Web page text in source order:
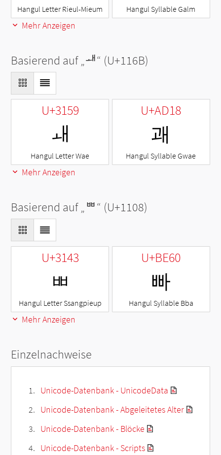
Hangul Letter Rieul-Mieum Hangul Syllable Galm
Mehr Anzeigen
Basierend auf „ᅫ“ (U+116B)
U+3159
ㅙ
Hangul Letter Wae
U+AD18
괘
Hangul Syllable Gwae
Mehr Anzeigen
Basierend auf „ᄈ“ (U+1108)
U+3143
ㅃ
Hangul Letter Ssangpieup
U+BE60
빠
Hangul Syllable Bba
Mehr Anzeigen
Einzelnachweise
Unicode-Datenbank - UnicodeData
Unicode-Datenbank - Abgeleitetes Alter
Unicode-Datenbank - Blöcke
Unicode-Datenbank - Scripts